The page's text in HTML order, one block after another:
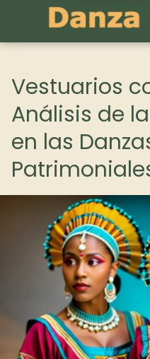
Vestuarios
Análisis de
en las